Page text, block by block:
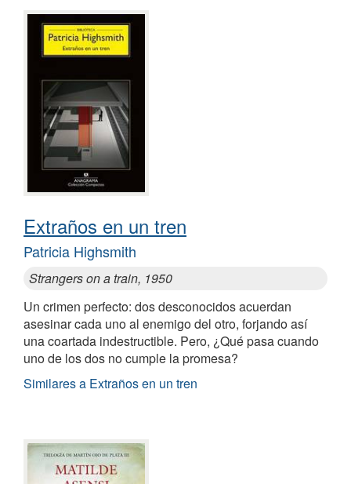
Extraños en un tren
Patricia Highsmith
Strangers on a train, 1950
Un crimen perfecto: dos desconocidos acuerdan
asesinar cada uno al enemigo del otro, forjando así
una coartada indestructible. Pero, ¿Qué pasa cuando
uno de los dos no cumple la promesa?
Similares a Extraños en un tren